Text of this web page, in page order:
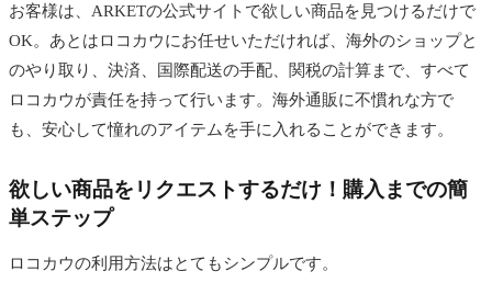
お客様は、ARKETの公式サイトで欲しい商品を見つけるだけで
OK。あとはロコカウにお任せいただければ、海外のショップと
のやり取り、決済、国際配送の手配、関税の計算まで、すべて
ロコカウが責任を持って行います。海外通販に不慣れな方で
も、安心して憧れのアイテムを手に入れることができます。
欲しい商品をリクエストするだけ！購入までの簡
単ステップ
ロコカウの利用方法はとてもシンプルです。